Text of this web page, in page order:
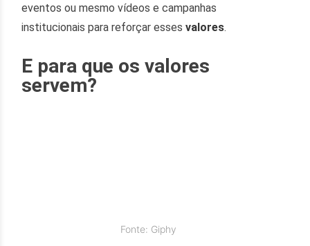
eventos ou mesmo vídeos e campanhas
institucionais para reforçar essesvalores.
E para que os valores
servem?
Fonte: Giphy